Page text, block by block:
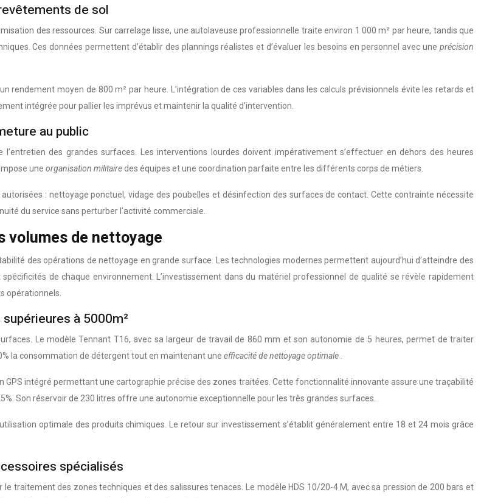
de sol
des ressources. Sur carrelage lisse, une autolaveuse professionnelle traite environ 1 000 m² par heure, tandis que
Ces données permettent d’établir des plannings réalistes et d’évaluer les besoins en personnel avec une précision
rendement moyen de 800 m² par heure. L’intégration de ces variables dans les calculs prévisionnels évite les retards et
intégrée pour pallier les imprévus et maintenir la qualité d’intervention.
au public
des grandes surfaces. Les interventions lourdes doivent impérativement s’effectuer en dehors des heures
une organisation militaire des équipes et une coordination parfaite entre les différents corps de métiers.
: nettoyage ponctuel, vidage des poubelles et désinfection des surfaces de contact. Cette contrainte nécessite
du service sans perturber l’activité commerciale.
volumes de nettoyage
des opérations de nettoyage en grande surface. Les technologies modernes permettent aujourd’hui d’atteindre des
de chaque environnement. L’investissement dans du matériel professionnel de qualité se révèle rapidement
opérationnels.
à 5000m²
Le modèle Tennant T16, avec sa largeur de travail de 860 mm et son autonomie de 5 heures, permet de traiter
la consommation de détergent tout en maintenant une efficacité de nettoyage optimale
GPS intégré permettant une cartographie précise des zones traitées. Cette fonctionnalité innovante assure une traçabilité
Son réservoir de 230 litres offre une autonomie exceptionnelle pour les très grandes surfaces.
optimale des produits chimiques. Le retour sur investissement s’établit généralement entre 18 et 24 mois grâce
spécialisés
traitement des zones techniques et des salissures tenaces. Le modèle HDS 10/20-4 M, avec sa pression de 200 bars et